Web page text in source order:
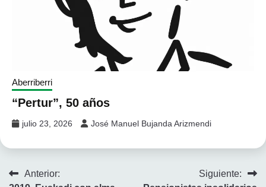
Aberriberri
“Pertur”, 50 años
julio 23, 2026 José Manuel Bujanda Arizmendi
Navegación
Anterior:
Siguiente: